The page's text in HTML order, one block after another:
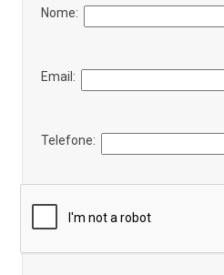
Nome:
Email:
Telefone: